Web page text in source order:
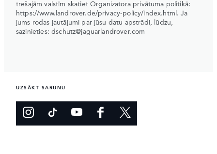
trešajām valstīm skatiet Organizatora privātuma politikā:
https://www.landrover.de/privacy-policy/index.html. Ja
jums rodas jautājumi par jūsu datu apstrādi, lūdzu,
sazinieties: dschutz@jaguarlandrover.com
UZSĀKT SARUNU